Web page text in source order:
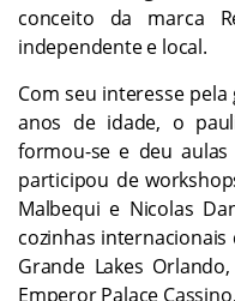
conceito da marca
independente e local.
Com seu interesse
anos de idade, o
formou-se e deu
participou de
Malbequi e Nicolas
cozinhas
Grande Lakes
Emperor Palace